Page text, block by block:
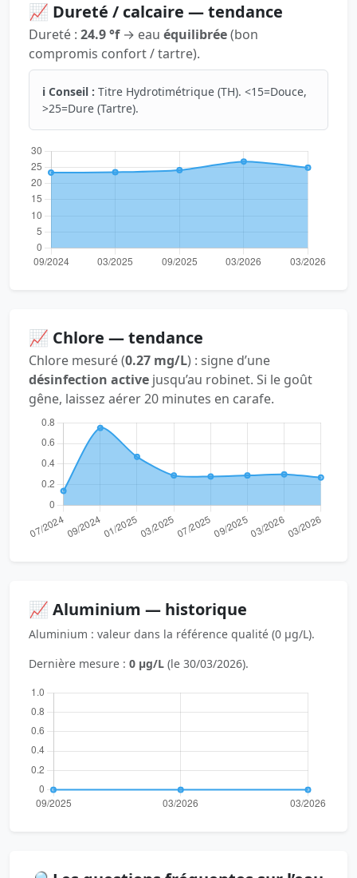
📈 Dureté / calcaire — tendance
Dureté : 24.9 °f→ eau équilibrée(bon
compromis confort / tartre).
ℹ️ Conseil : Titre Hydrotimétrique (TH). <15=Douce,
>25=Dure (Tartre).
📈 Chlore — tendance
Chlore mesuré (0.27 mg/L) : signe d’une
désinfection active jusqu’au robinet. Si le goût
gêne, laissez aérer 20 minutes en carafe.
📈 Aluminium — historique
Aluminium : valeur dans la référence qualité (0 µg/L).
Dernière mesure : 0 µg/L (le 30/03/2026).